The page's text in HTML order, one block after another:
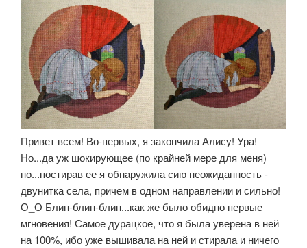
Привет всем! Во-первых, я закончила Алису! Ура!
Но...да уж шокирующее (по крайней мере для меня)
но...постирав ее я обнаружила сию неожиданность -
двунитка села, причем в одном направлении и сильно!
О_О Блин-блин-блин...как же было обидно первые
мгновения! Самое дурацкое, что я была уверена в ней
на 100%, ибо уже вышивала на ней и стирала и ничего